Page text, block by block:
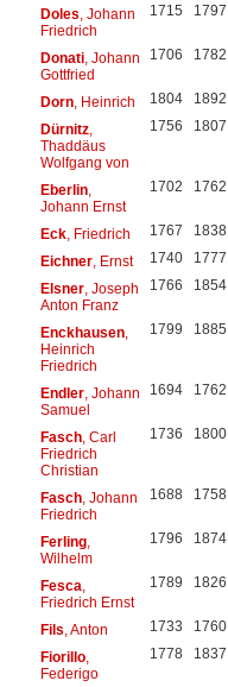
Doles , Johann
Friedrich
1715 1797
Donati, Johann
Gottfried
1706 1782
Dorn, Heinrich 1804 1892
Dürnitz,
Thaddäus
Wolfgang von
1756 1807
Eberlin,
Johann Ernst
1702 1762
Eck, Friedrich 1767 1838
Eichner, Ernst 1740 1777
Elsner, Joseph
Anton Franz
1766 1854
Enckhausen,
Heinrich
Friedrich
1799 1885
Endler, Johann
Samuel
1694 1762
Fasch, Carl
Friedrich
Christian
1736 1800
Fasch, Johann
Friedrich
1688 1758
Ferling,
Wilhelm
1796 1874
Fesca
Friedrich Ernst
1789 1826
Fils , Anton 1733 1760
Fiorillo,
Federigo
1778 1837